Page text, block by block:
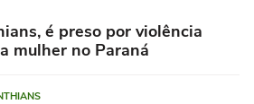
é preso por violência
mulher no Paraná